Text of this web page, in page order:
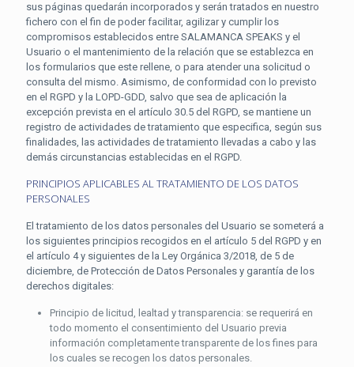
sus páginas quedarán incorporados y serán tratados en nuestro
fichero con el fin de poder facilitar, agilizar y cumplir los
compromisos establecidos entre SALAMANCA SPEAKS y el
Usuario o el mantenimiento de la relación que se establezca en
los formularios que este rellene, o para atender una solicitud o
consulta del mismo. Asimismo, de conformidad con lo previsto
en el RGPD y la LOPD-GDD, salvo que sea de aplicación la
excepción prevista en el artículo 30.5 del RGPD, se mantiene un
registro de actividades de tratamiento que especifica, según sus
finalidades, las actividades de tratamiento llevadas a cabo y las
demás circunstancias establecidas en el RGPD.
PRINCIPIOS APLICABLES AL TRATAMIENTO DE LOS DATOS
PERSONALES
El tratamiento de los datos personales del Usuario se someterá a
los siguientes principios recogidos en el artículo 5 del RGPD y en
el artículo 4 y siguientes de la Ley Orgánica 3/2018, de 5 de
diciembre, de Protección de Datos Personales y garantía de los
derechos digitales:
Principio de licitud, lealtad y transparencia: se requerirá en
todo momento el consentimiento del Usuario previa
información completamente transparente de los fines para
los cuales se recogen los datos personales.